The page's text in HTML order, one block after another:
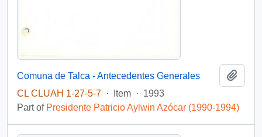
Comuna de Talca - Antecedentes Generales
CL CLUAH 1-27-5-7 · Item · 1993
Part of Presidente Patricio Aylwin Azócar (1990-1994)